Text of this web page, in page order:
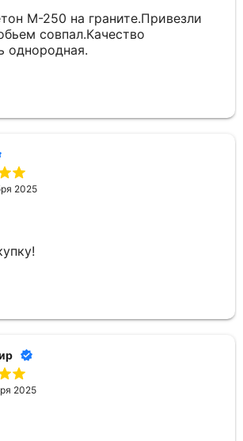
М-250 на граните.Привезли
совпал.Качество
однородная.
2025
2025